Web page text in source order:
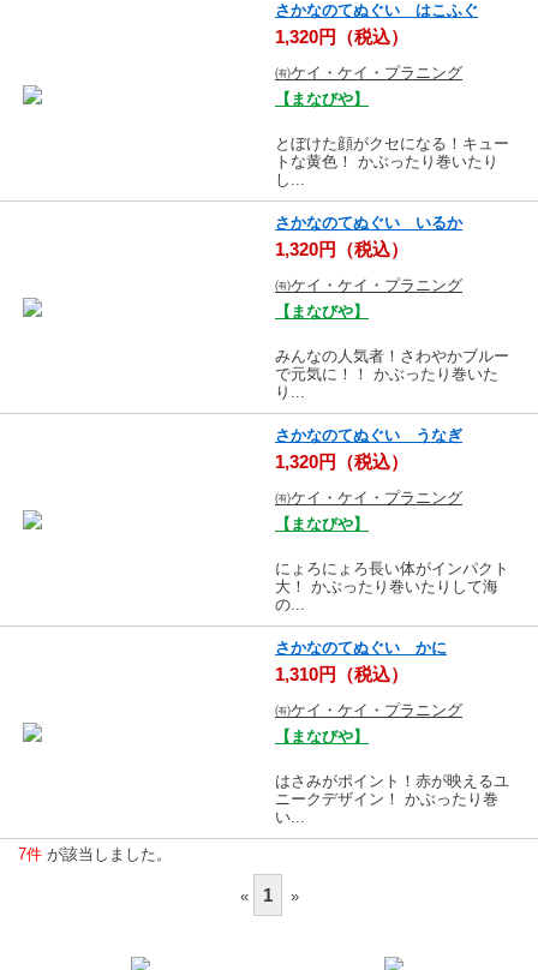
さかなのてぬぐい はこふぐ
1,320円（税込）
㈲ケイ・ケイ・プラニング
【まなびや】
とぼけた顔がクセになる！キュー
トな黄色！ かぶったり巻いたり
し...
さかなのてぬぐい いるか
1,320円（税込）
㈲ケイ・ケイ・プラニング
【まなびや】
みんなの人気者！さわやかブルー
で元気に！！ かぶったり巻いた
り...
さかなのてぬぐい うなぎ
1,320円（税込）
㈲ケイ・ケイ・プラニング
【まなびや】
にょろにょろ長い体がインパクト
大！ かぶったり巻いたりして海
の...
さかなのてぬぐい かに
1,310円（税込）
㈲ケイ・ケイ・プラニング
【まなびや】
はさみがポイント！赤が映えるユ
ニークデザイン！ かぶったり巻
い...
7件 が該当しました。
« 1 »